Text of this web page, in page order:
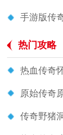
手游版传
热门攻略
热血传奇
原始传奇
传奇野猪